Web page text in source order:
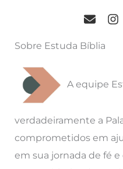
Sobre Estuda Bíblia
A equipe
verdadeiramente a
comprometidos em
em sua jornada de fé